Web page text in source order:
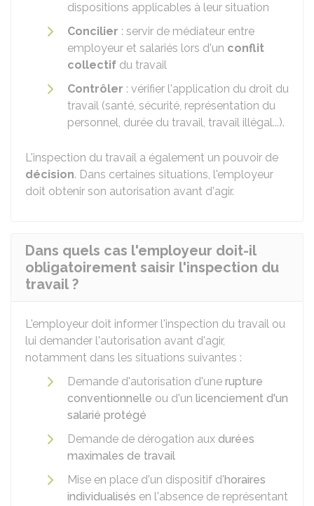
dispositions applicables à leur situation
Concilier : servir de médiateur entre
employeur et salariés lors d'un conflit
collectif du travail
Contrôler : vérifier l'application du droit du
travail (santé, sécurité, représentation du
personnel, durée du travail, travail illégal...).
L'inspection du travail a également un pouvoir de
décision. Dans certaines situations, l'employeur
doit obtenir son autorisation avant d'agir.
Dans quels cas l'employeur doit-il
obligatoirement saisir l'inspection du
travail ?
L'employeur doit informer l'inspection du travail ou
lui demander l'autorisation avant d'agir,
notamment dans les situations suivantes :
Demande d'autorisation d'une rupture
conventionnelle ou d'un licenciement d'un
salarié protégé
Demande de dérogation aux durées
maximales de travail
Mise en place d'un dispositif d'horaires
individualisés en l'absence de représentant